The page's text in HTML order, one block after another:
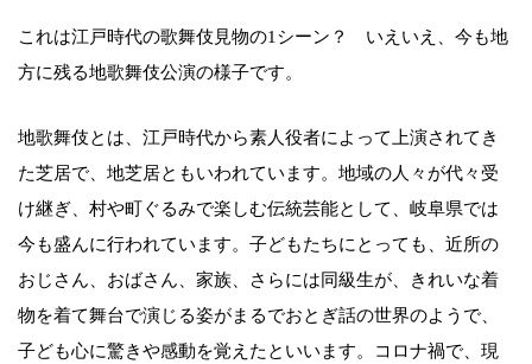
これは江戸時代の歌舞伎見物の1シーン？ いえいえ、今も地
方に残る地歌舞伎公演の様子です。
地歌舞伎とは、江戸時代から素人役者によって上演されてき
た芝居で、地芝居ともいわれています。地域の人々が代々受
け継ぎ、村や町ぐるみで楽しむ伝統芸能として、岐阜県では
今も盛んに行われています。子どもたちにとっても、近所の
おじさん、おばさん、家族、さらには同級生が、きれいな着
物を着て舞台で演じる姿がまるでおとぎ話の世界のようで、
子ども心に驚きや感動を覚えたといいます。コロナ禍で、現